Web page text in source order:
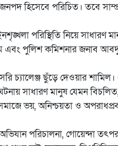
জনপদ হিসেবে পরিচিত। তবে
পরিস্থিতি নিয়ে সাধারণ
এবং পুলিশ কমিশনার জনাব
চ্যালেঞ্জ ছুঁড়ে দেওয়ার
সাধারণ মানুষ যেমন
সমাজে ভয়, অনিশ্চয়তা ও
পরিচালনা, গোয়েন্দা